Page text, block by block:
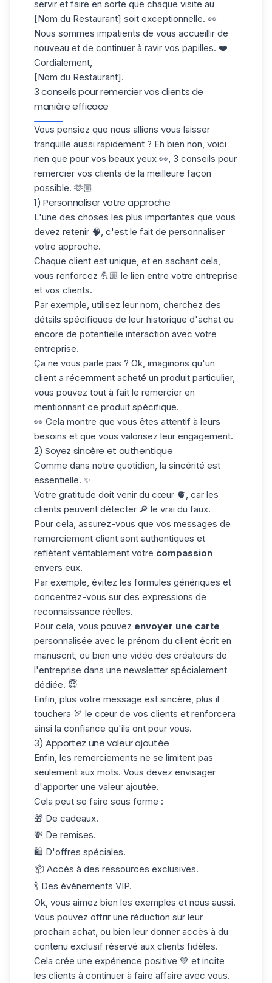
servir et faire en sorte que chaque visite au
[Nom du Restaurant] soit exceptionnelle. 👀
Nous sommes impatients de vous accueillir de
nouveau et de continuer à ravir vos papilles. ❤️
Cordialement,
[Nom du Restaurant].
3 conseils pour remercier vos clients de
manière efficace
Vous pensiez que nous allions vous laisser
tranquille aussi rapidement ? Eh bien non, voici
rien que pour vos beaux yeux 👀, 3 conseils pour
remercier vos clients de la meilleure façon
possible. 🫶🏼
1) Personnaliser votre approche
L'une des choses les plus importantes que vous
devez retenir 🧠, c'est le fait de personnaliser
votre approche.
Chaque client est unique, et en sachant cela,
vous renforcez 💪🏼 le lien entre votre entreprise
et vos clients.
Par exemple, utilisez leur nom, cherchez des
détails spécifiques de leur historique d'achat ou
encore de potentielle interaction avec votre
entreprise.
Ça ne vous parle pas ? Ok, imaginons qu'un
client a récemment acheté un produit particulier,
vous pouvez tout à fait le remercier en
mentionnant ce produit spécifique.
👀 Cela montre que vous êtes attentif à leurs
besoins et que vous valorisez leur engagement.
2) Soyez sincère et authentique
Comme dans notre quotidien, la sincérité est
essentielle. ✨
Votre gratitude doit venir du cœur 🫀, car les
clients peuvent détecter 🔎 le vrai du faux.
Pour cela, assurez-vous que vos messages de
remerciement client sont authentiques et
reflètent véritablement votre compassion
envers eux.
Par exemple, évitez les formules génériques et
concentrez-vous sur des expressions de
reconnaissance réelles.
Pour cela, vous pouvez envoyer une carte
personnalisée avec le prénom du client écrit en
manuscrit, ou bien une vidéo des créateurs de
l'entreprise dans une newsletter spécialement
dédiée. 😇
Enfin, plus votre message est sincère, plus il
touchera 🏹 le cœur de vos clients et renforcera
ainsi la confiance qu'ils ont pour vous.
3) Apportez une valeur ajoutée
Enfin, les remerciements ne se limitent pas
seulement aux mots. Vous devez envisager
d'apporter une valeur ajoutée.
Cela peut se faire sous forme :
🎁 De cadeaux.
💸 De remises.
🛍️ D'offres spéciales.
📦 Accès à des ressources exclusives.
🍾 Des événements VIP.
Ok, vous aimez bien les exemples et nous aussi.
Vous pouvez offrir une réduction sur leur
prochain achat, ou bien leur donner accès à du
contenu exclusif réservé aux clients fidèles.
Cela crée une expérience positive 💚 et incite
les clients à continuer à faire affaire avec vous.